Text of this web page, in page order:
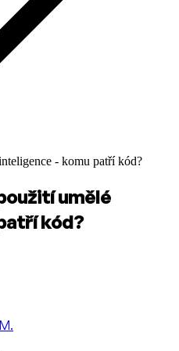
- komu patří kód?
umělé
kód?